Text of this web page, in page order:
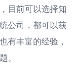
目前可以选择知
公司，都可以获
有丰富的经验，
。